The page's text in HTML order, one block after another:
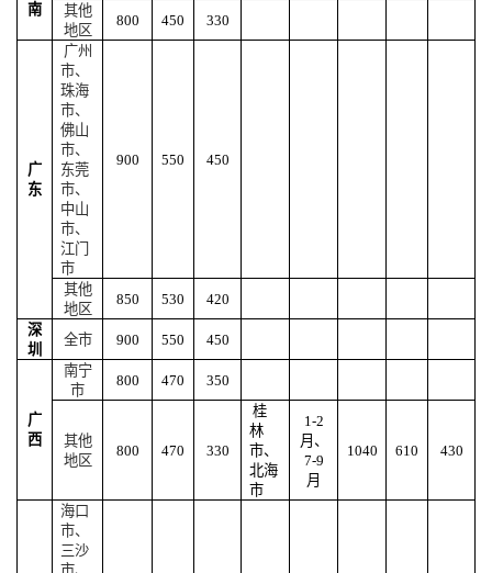
南
其他
地区
800 450 330
广
东
广州
市、
珠海
市、
佛山
市、
东莞
市、
中山
市、
江门
市
900 550 450
其他
地区
850 530
420
深
圳
全市 900 550 450
广
西
南宁
市
800 470 350
其他
地区
800 470 330
桂
林
市、
北海
市
1-2
月、
7-9
月
1040 610 430
海口
市、
三沙